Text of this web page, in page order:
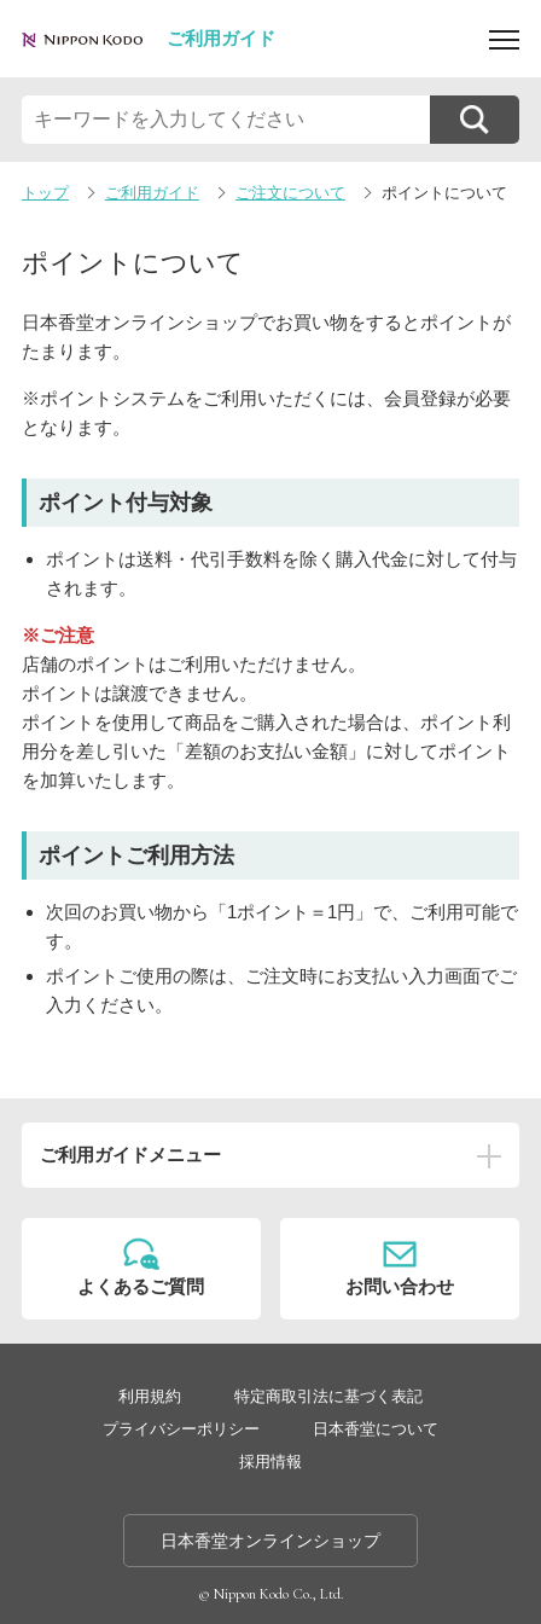
ご利用ガイド
トップ ご利用ガイド ご注文について ポイントについて
ご利用ガイドメニュー
初めてご注文いただく方へ
会員登録について
ポイントについて
確認メールが届かない
お支払いについて
ポイントについて
日本香堂オンラインショップでお買い物をするとポイントが
たまります。
※ポイントシステムをご利用いただくには、会員登録が必要
となります。
ポイント付与対象
ポイントは送料・代引手数料を除く購入代金に対して付与
されます。
※ご注意
店舗のポイントはご利用いただけません。
ポイントは譲渡できません。
ポイントを使用して商品をご購入された場合は、ポイント利
用分を差し引いた「差額のお支払い金額」に対してポイント
を加算いたします。
ポイントご利用方法
次回のお買い物から「1ポイント＝1円」で、ご利用可能で
す。
ポイントご使用の際は、ご注文時にお支払い入力画面でご
入力ください。
よくあるご質問 お問い合わせ
利用規約
特定商取引法に基づく表記
プライバシーポリシー
日本香堂について
採用情報
日本香堂オンラインショップ
© Nippon Kodo Co., Ltd.